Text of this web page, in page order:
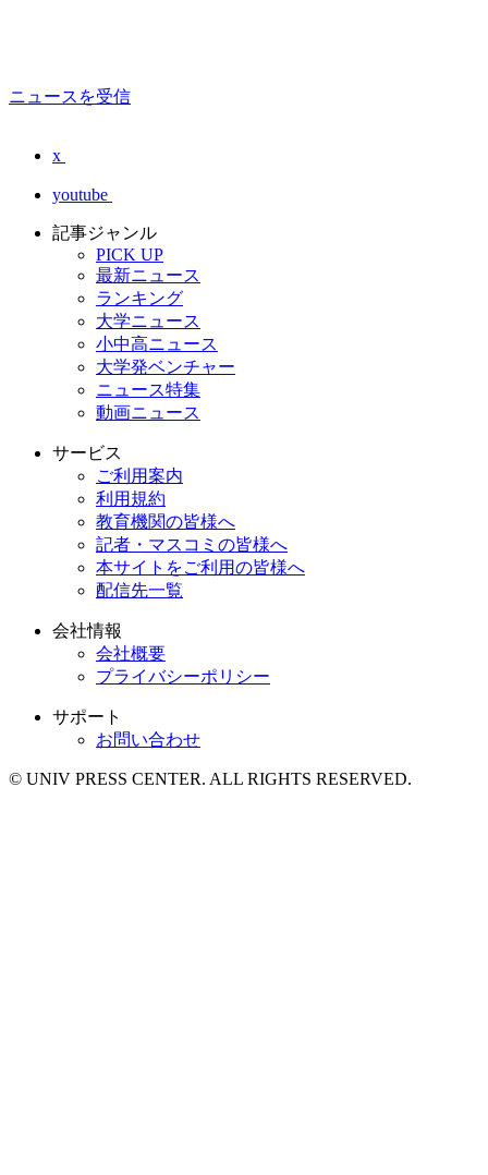
ニュースを受信
x
youtube
記事ジャンル
PICK UP
最新ニュース
ランキング
大学ニュース
小中高ニュース
大学発ベンチャー
ニュース特集
動画ニュース
サービス
ご利用案内
利用規約
教育機関の皆様へ
記者・マスコミの皆様へ
本サイトをご利用の皆様へ
配信先一覧
会社情報
会社概要
プライバシーポリシー
サポート
お問い合わせ
© UNIV PRESS CENTER. ALL RIGHTS RESERVED.